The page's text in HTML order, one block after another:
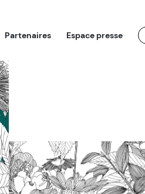
Partenaires Espace presse